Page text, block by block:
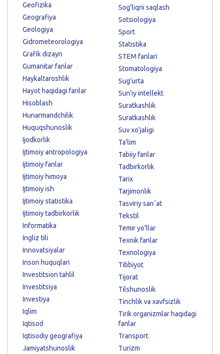
Geofizika
Geografiya
Geologiya
Gidrometeorologiya
Grafik dizayn
Gumanitar fanlar
Haykaltaroshlik
Hayot haqidagi fanlar
Hisoblash
Hunarmandchilik
Huquqshunoslik
Ijodkorlik
Ijtimoiy antropologiya
Ijtimoiy fanlar
Ijtimoiy himoya
Ijtimoiy ish
Ijtimoiy statistika
Ijtimoiy tadbirkorlik
Informatika
Ingliz tili
Innovatsiyalar
Inson huquqlari
Investitsion tahlil
Investitsiya
Investiya
Iqlim
Iqtisod
Iqtisodiy geografiya
Jamiyatshunoslik
Sog'liqni saqlash
Sotsiologiya
Sport
Statistika
STEM fanlari
Stomatologiya
Sug'urta
Sun'iy intellekt
Suratkashlik
Suratkashlik
Suv xo'jaligi
Ta'lim
Tabiiy fanlar
Tadbirkorlik
Tarix
Tarjimonlik
Tasviriy sanʼat
Tekstil
Temir yo'llar
Texnik fanlar
Texnologiya
Tibbiyot
Tijorat
Tilshunoslik
Tinchlik va xavfsizlik
Tirik organizmlar haqidagi
fanlar
Transport
Turizm